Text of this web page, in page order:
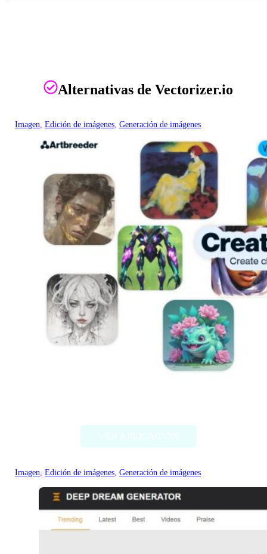
Alternativas de Vectorizer.io
Imagen, Edición de imágenes, Generación de imágenes
Imagen, Edición de imágenes, Generación de imágenes